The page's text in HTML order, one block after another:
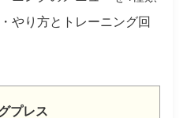
やり方とトレーニング回
プレス